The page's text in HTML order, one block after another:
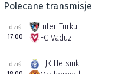
Polecane transmisje
dziś
17:00
Inter Turku
FC Vaduz
dziś
HJK Helsinki